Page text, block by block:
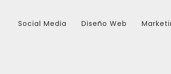
Social Media Diseño Web